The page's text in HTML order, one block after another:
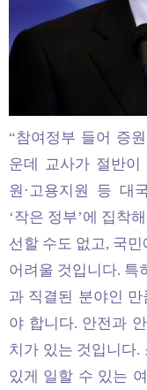
“참여정부 들어 증
운데 교사가 절반이
원·고용지원 등 대
‘작은 정부’에 집착
선할 수도 없고, 국
어려울 것입니다. 특
과 직결된 분야인
야 합니다. 안전과
치가 있는 것입니다.
있게 일할 수 있는